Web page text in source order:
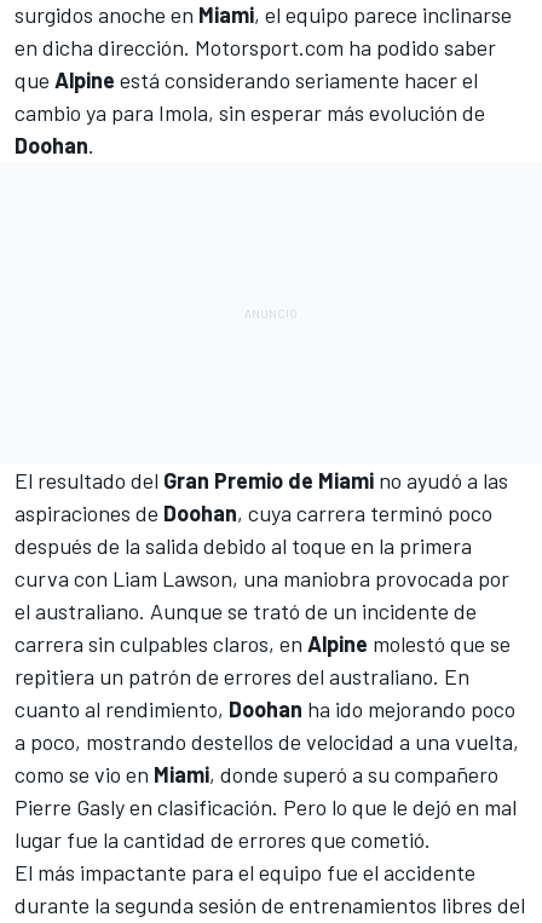
surgidos anoche en Miami, el equipo parece inclinarse
en dicha dirección. Motorsport.com ha podido saber
que Alpine está considerando seriamente hacer el
cambio ya para Imola, sin esperar más evolución de
Doohan.
El resultado del Gran Premio de Miami no ayudó a las
aspiraciones de Doohan, cuya carrera terminó poco
después de la salida debido al toque en la primera
curva con Liam Lawson, una maniobra provocada por
el australiano. Aunque se trató de un incidente de
carrera sin culpables claros, en Alpine molestó que se
repitiera un patrón de errores del australiano. En
cuanto al rendimiento, Doohan ha ido mejorando poco
a poco, mostrando destellos de velocidad a una vuelta,
como se vio en Miami, donde superó a su compañero
Pierre Gaslyen clasificación. Pero lo que le dejó en mal
lugar fue la cantidad de errores que cometió.
El más impactante para el equipo fue el accidente
durante la segunda sesión de entrenamientos libres del